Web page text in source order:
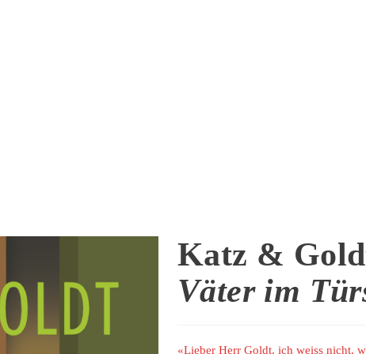
Katz &
Väter im
«Lieber Herr Goldt, ich weiss nicht,